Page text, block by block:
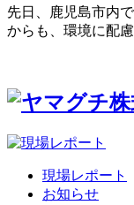
先日、鹿児島市内
からも、環境に配
現場レポート
お知らせ